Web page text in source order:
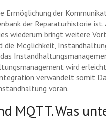
Ermöglichung der
der Reparaturhistorie ist.
wiederum bringt weitere
die Möglichkeit,
wird
verwandelt somit
voran.
MQTT. Was